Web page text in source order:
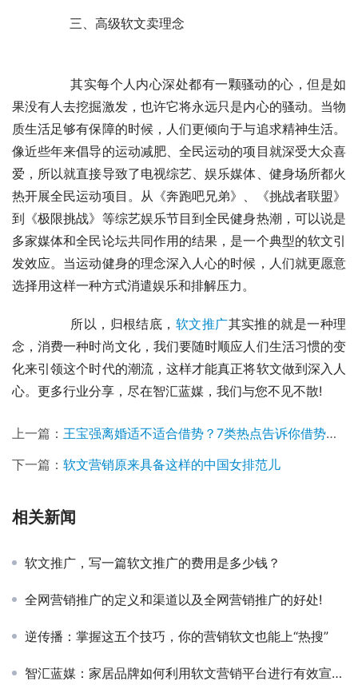
	　　三、高级软文卖理念
果没有人去挖掘激发，也许它将永远只是内心的骚动。当物
质生活足够有保障的时候，人们更倾向于与追求精神生活。
像近些年来倡导的运动减肥、全民运动的项目就深受大众喜
爱，所以就直接导致了电视综艺、娱乐媒体、健身场所都火
热开展全民运动项目。从《奔跑吧兄弟》、《挑战者联盟》
到《极限挑战》等综艺娱乐节目到全民健身热潮，可以说是
多家媒体和全民论坛共同作用的结果，是一个典型的软文引
发效应。当运动健身的理念深入人心的时候，人们就更愿意
选择用这样一种方式消遣娱乐和排解压力。
	　　所以，归根结底，
软文推广其实推的就是一种理
念，消费一种时尚文化，我们要随时顺应人们生活习惯的变
化来引领这个时代的潮流，这样才能真正将软文做到深入人
心。更多行业分享，尽在智汇蓝媒，我们与您不见不散!
上一篇： 王宝强离婚适不适合借势？7类热点告诉你借势营销的正确姿势！
下一篇： 软文营销原来具备这样的中国女排范儿
相关新闻
软文推广，写一篇软文推广的费用是多少钱？
全网营销推广的定义和渠道以及全网营销推广的好处!
逆传播：掌握这五个技巧，你的营销软文也能上“热搜”
智汇蓝媒：家居品牌如何利用软文营销平台进行有效宣传？